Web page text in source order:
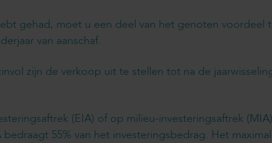
gehad, moet u een deel van het genoten voordeel
van aanschaf.
zijn de verkoop uit te stellen tot na de
(EIA) of op milieu-investeringsaftrek
55% van het investeringsbedrag. Het